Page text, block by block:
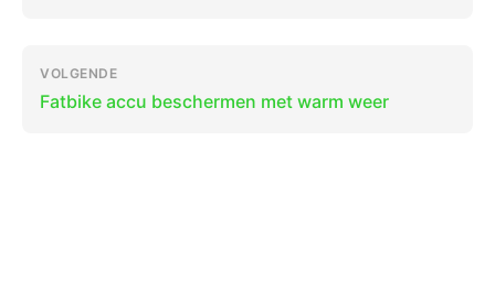
VOLGENDE
Fatbike accu beschermen met warm weer